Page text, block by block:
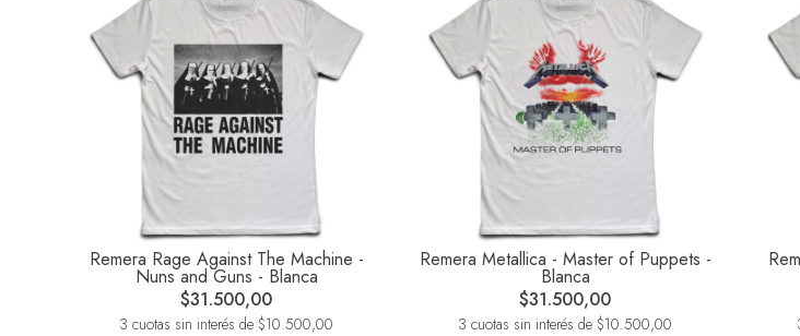
Remera Rage Against The Machine -
Nuns and Guns - Blanca
$31.500,00
3 cuotas sin interés de $10.500,00
Remera Metallica - Master of Puppets -
Blanca
$31.500,00
3 cuotas sin interés de $10.500,00